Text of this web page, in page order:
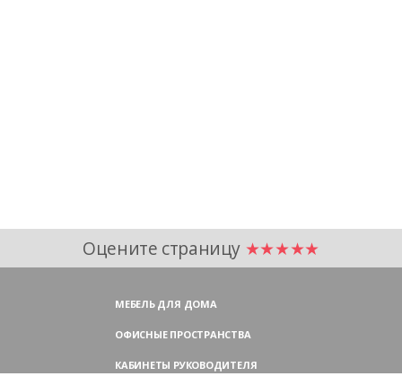
Оцените страницу ★★★★★
МЕБЕЛЬ ДЛЯ ДОМА
ОФИСНЫЕ ПРОСТРАНСТВА
КАБИНЕТЫ РУКОВОДИТЕЛЯ